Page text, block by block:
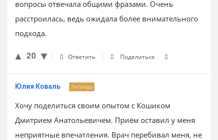
вопросы отвечала общими фразами. Очень
расстроилась, ведь ожидала более внимательного
подхода.
20 Ответить Поделиться
Юлия Коваль Легенда
Хочу поделиться своим опытом с Кошиком
Дмитрием Анатольевичем. Приём оставил у меня
неприятные впечатления. Врач перебивал меня, не